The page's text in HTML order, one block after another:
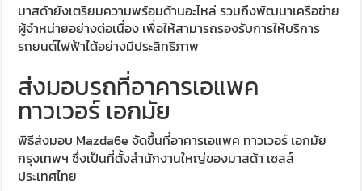
มาสด้ายังเตรียมความพร้อมด้านอะไหล่ รวมถึงพัฒนาเครือข่าย
ผู้จำหน่ายอย่างต่อเนื่อง เพื่อให้สามารถรองรับการให้บริการ
รถยนต์ไฟฟ้าได้อย่างมีประสิทธิภาพ
ส่งมอบรถที่อาคารเอแพค
ทาวเวอร์ เอกมัย
พิธีส่งมอบ Mazda6e จัดขึ้นที่อาคารเอแพค ทาวเวอร์ เอกมัย
กรุงเทพฯ ซึ่งเป็นที่ตั้งสำนักงานใหญ่ของมาสด้า เซลส์
ประเทศไทย